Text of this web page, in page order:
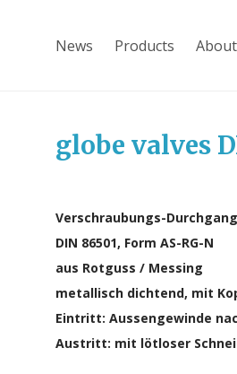
News Products
globe valves
Verschraubungs-
DIN 86501, Form AS-RG-N
aus Rotguss / Messing
metallisch dichtend, mit
Eintritt: Aussengewinde
Austritt: mit lötloser